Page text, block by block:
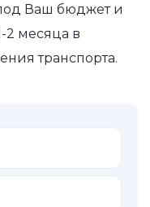
Ваш бюджет и
2 месяца в
транспорта.